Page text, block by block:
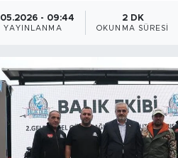
- 09:44
YAYINLANMA
2 DK
OKUNMA SÜRESI